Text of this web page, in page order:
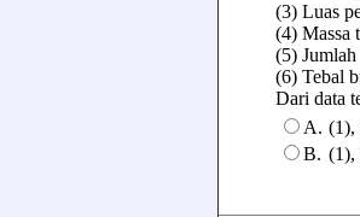
(3) Luas
(4) Massa
(5)
(6) Tebal
Dari data
A. (1),
B. (1),